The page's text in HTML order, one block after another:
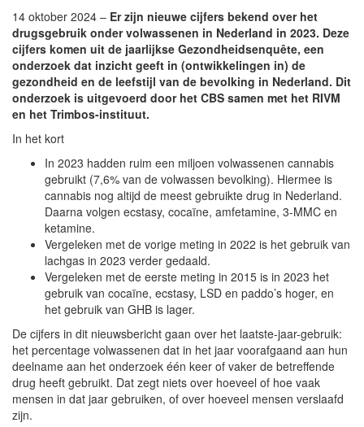
14 oktober 2024 – Er zijn nieuwe cijfers bekend over het
drugsgebruik onder volwassenen in Nederland in 2023. Deze
cijfers komen uit de jaarlijkse Gezondheidsenquête, een
onderzoek dat inzicht geeft in (ontwikkelingen in) de
gezondheid en de leefstijl van de bevolking in Nederland. Dit
onderzoek is uitgevoerd door het CBS samen met het RIVM
en het Trimbos-instituut.
In het kort
In 2023 hadden ruim een miljoen volwassenen cannabis
gebruikt (7,6% van de volwassen bevolking). Hiermee is
cannabis nog altijd de meest gebruikte drug in Nederland.
Daarna volgen ecstasy, cocaïne, amfetamine, 3-MMC en
ketamine.
Vergeleken met de vorige meting in 2022 is het gebruik van
lachgas in 2023 verder gedaald.
Vergeleken met de eerste meting in 2015 is in 2023 het
gebruik van cocaïne, ecstasy, LSD en paddo’s hoger, en
het gebruik van GHB is lager.
De cijfers in dit nieuwsbericht gaan over het laatste-jaar-gebruik:
het percentage volwassenen dat in het jaar voorafgaand aan hun
deelname aan het onderzoek één keer of vaker de betreffende
drug heeft gebruikt. Dat zegt niets over hoeveel of hoe vaak
mensen in dat jaar gebruiken, of over hoeveel mensen verslaafd
zijn.